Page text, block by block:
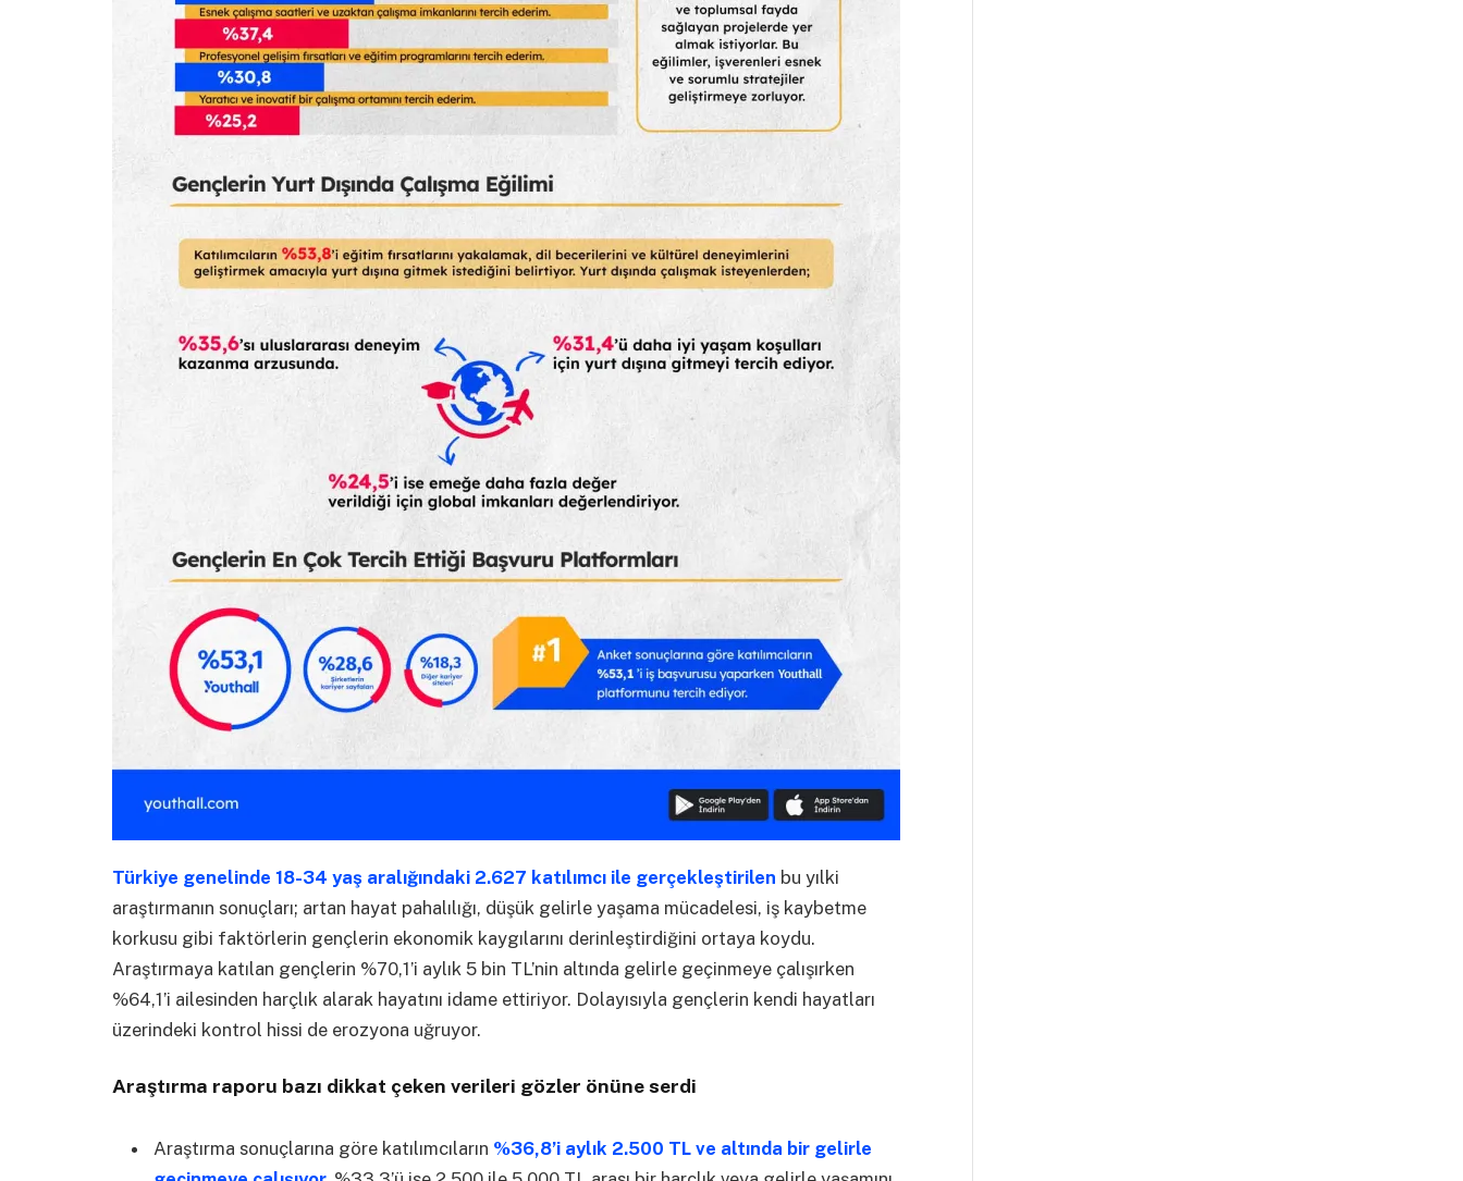
Türkiye genelinde 18-34 yaş aralığındaki 2.627 katılımcı ile gerçekleştirilen bu yılki
araştırmanın sonuçları; artan hayat pahalılığı, düşük gelirle yaşama mücadelesi, iş kaybetme
korkusu gibi faktörlerin gençlerin ekonomik kaygılarını derinleştirdiğini ortaya koydu.
Araştırmaya katılan gençlerin %70,1’i aylık 5 bin TL’nin altında gelirle geçinmeye çalışırken
%64,1’i ailesinden harçlık alarak hayatını idame ettiriyor. Dolayısıyla gençlerin kendi hayatları
üzerindeki kontrol hissi de erozyona uğruyor.
Araştırma raporu bazı dikkat çeken verileri gözler önüne serdi
Araştırma sonuçlarına göre katılımcıların %36,8’i aylık 2.500 TL ve altında bir gelirle